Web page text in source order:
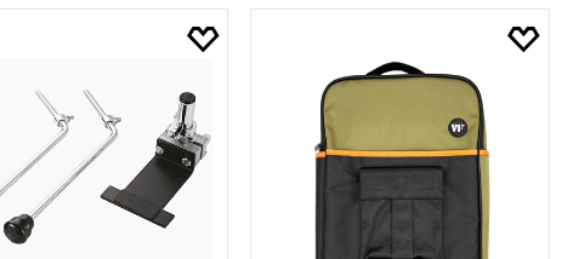
SEPETE EKLE SEPETE EKLE